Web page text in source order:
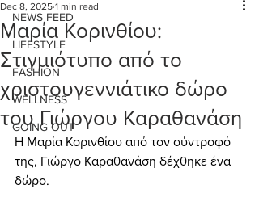
NEWS FEED
LIFESTYLE
FASHION
WELLNESS
GOING OUT
Μαρία Κορινθίου:
Στιγμιότυπο από το
χριστουγεννιάτικο δώρο
του Γιώργου Καραθανάση
Dec 8, 2025 1 min read
Η Μαρία Κορινθίου από τον σύντροφό
της, Γιώργο Καραθανάση δέχθηκε ένα
δώρο.